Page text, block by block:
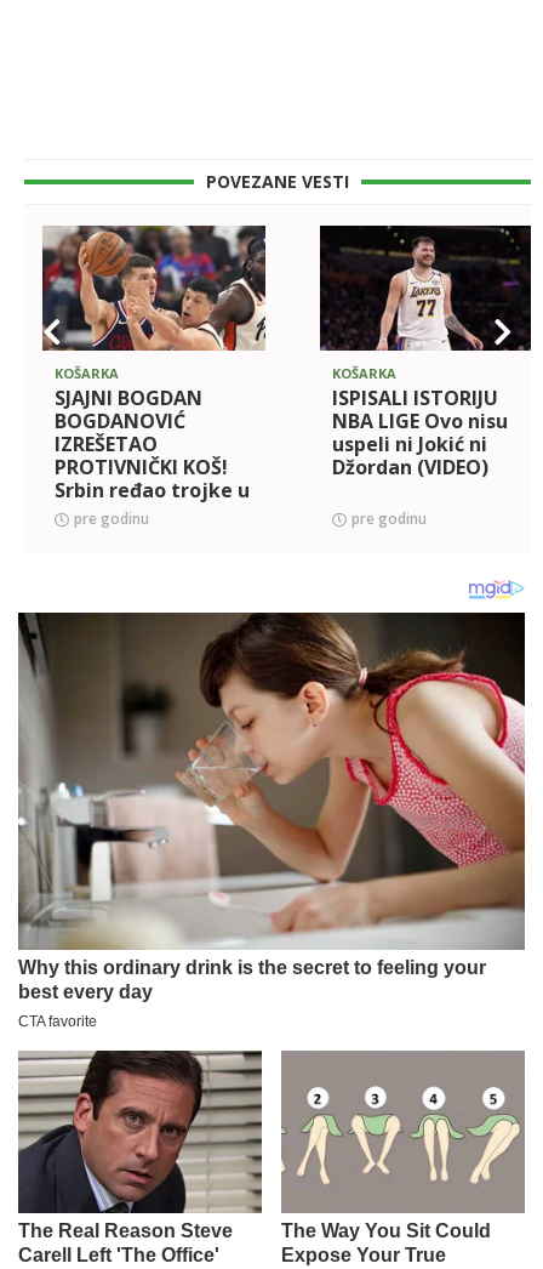
POVEZANE VESTI
KOŠARKA
SJAJNI BOGDAN
BOGDANOVIĆ
IZREŠETAO
PROTIVNIČKI KOŠ!
Srbin ređao trojke u
pobedi Klipersa, po
jednom je bio bolji i
pre godinu
KOŠARKA
ISPISALI ISTORIJU
NBA LIGE Ovo nisu
uspeli ni Jokić ni
Džordan (VIDEO)
pre godinu